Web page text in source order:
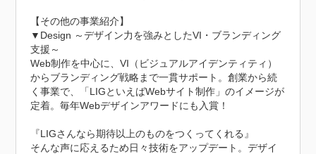
【その他の事業紹介】
▼Design ～デザイン力を強みとしたVI・ブランディング
支援～
Web制作を中心に、VI（ビジュアルアイデンティティ）
からブランディング戦略まで一貫サポート。創業から続
く事業で、「LIGといえばWebサイト制作」のイメージが
定着。毎年Webデザインアワードにも入賞！
『LIGさんなら期待以上のものをつくってくれる』
そんな声に応えるため日々技術をアップデート。デザイ